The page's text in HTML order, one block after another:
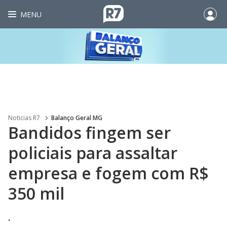
MENU
Noticias R7 Balanço Geral MG
Bandidos fingem ser
policiais para assaltar
empresa e fogem com R$
350 mil
.